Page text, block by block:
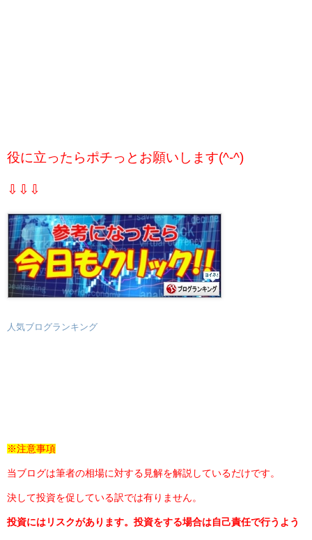
役に立ったらポチっとお願いします(^-^)
⇩⇩⇩
人気ブログランキング
※注意事項
当ブログは筆者の相場に対する見解を解説しているだけです。
決して投資を促している訳では有りません。
投資にはリスクがあります。投資をする場合は自己責任で行うよう